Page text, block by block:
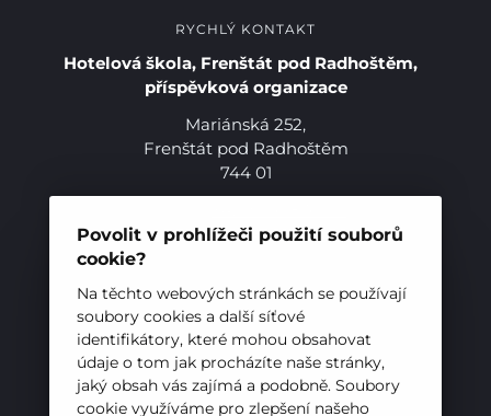
Povolit v prohlížeči použití souborů
cookie?
Na těchto webových stránkách se používají
soubory cookies a další síťové
identifikátory, které mohou obsahovat
údaje o tom jak procházíte naše stránky,
jaký obsah vás zajímá a podobně. Soubory
cookie využíváme pro zlepšení našeho
Pro studenty
RYCHLÝ KONTAKT
Hotelová škola, Frenštát pod Radhoštěm,
příspěvková organizace
Mariánská 252,
Frenštát pod Radhoštěm
744 01
E-mail:sekretariat@hotelovkafren.cz
Datová schránka: bc5jrez
IČ: 00576441
ZŘIZOVATEL
Hotelová škola, Frenštát pod Radhoštěm je
příspěvkovou organizací zřizovanou